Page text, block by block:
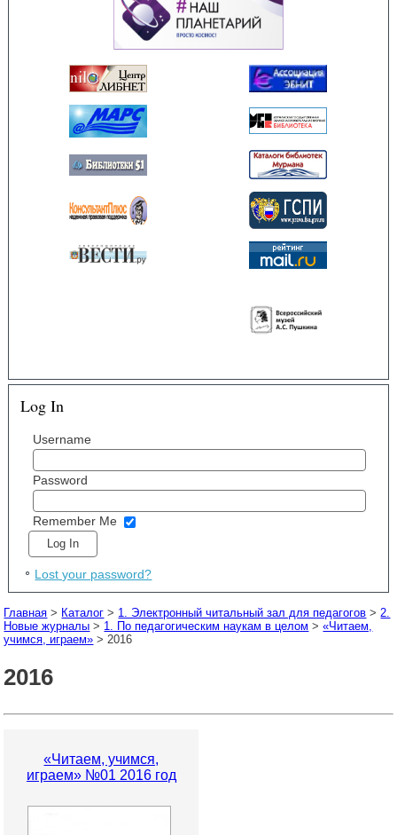
Log In
Username
Password
Remember Me
Lost your password?
Главная > Каталог > 1. Электронный читальный зал для педагогов > 2.
Новые журналы > 1. По педагогическим наукам в целом >«Читаем,
учимся, играем» > 2016
2016
«Читаем, учимся,
играем» №01 2016 год